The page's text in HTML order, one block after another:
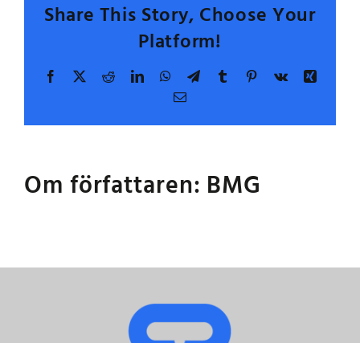
Share This Story, Choose Your
Platform!
Facebook
X RedditLinkedInWhatsApp
TelegramTumblrPinterest
Vk
Xing
E-
Om författaren: BMG